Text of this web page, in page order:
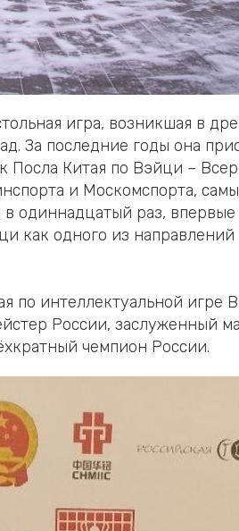
игра, возникшая в
За последние годы она
Посла Китая по Вэйци –
и Москомспорта,
одиннадцатый раз, впервые
как одного из направлений
по интеллектуальной игре
России, заслуженный
чемпион России.